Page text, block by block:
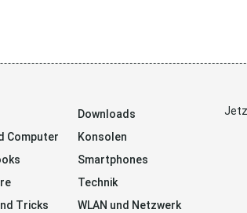
Downloads
Computer
Konsolen
Smartphones
Technik
Tricks
WLAN und Netzwerk